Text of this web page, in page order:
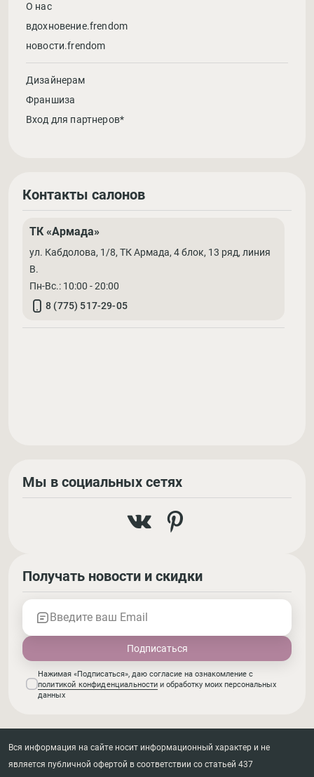
О нас
вдохновение.frendom
новости.frendom
Дизайнерам
Франшиза
Вход для партнеров*
Контакты салонов
ТК «Армада»
ул. Кабдолова, 1/8, ТК Армада, 4 блок, 13 ряд, линия
В.
Пн-Вс.: 10:00 - 20:00
8 (775) 517-29-05
Мы в социальных сетях
Получать новости и скидки
Введите ваш Email
Нажимая «Подписаться», даю согласие на ознакомление с
политикой конфиденциальности и обработку моих персональных
данных
Вся информация на сайте носит информационный характер и не
является публичной офертой в соответствии со статьей 437